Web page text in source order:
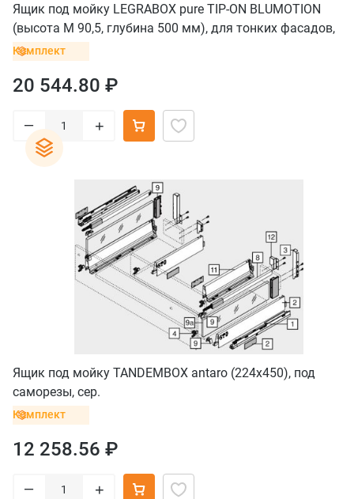
Ящик под мойку LEGRABOX pure TIP-ON BLUMOTION
(высота M 90,5, глубина 500 мм), для тонких фасадов,
белый шелк
Комплект
20 544.80 ₽
– +
Ящик под мойку TANDEMBOX antaro (224х450), под
саморезы, сер.
Комплект
12 258.56 ₽
– +